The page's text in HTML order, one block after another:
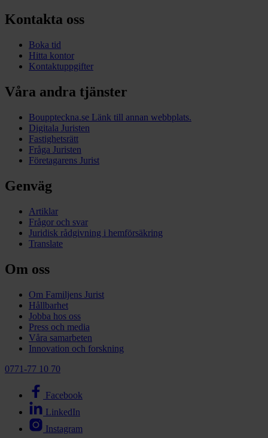
Kontakta oss
Boka tid
Hitta kontor
Kontaktuppgifter
Våra andra tjänster
Bouppteckna.se Länk till annan webbplats.
Digitala Juristen
Fastighetsrätt
Fråga Juristen
Företagarens Jurist
Genväg
Artiklar
Frågor och svar
Juridisk rådgivning i hemförsäkring
Translate
Om oss
Om Familjens Jurist
Hållbarhet
Jobba hos oss
Press och media
Våra samarbeten
Innovation och forskning
0771-77 10 70
Facebook
LinkedIn
Instagram